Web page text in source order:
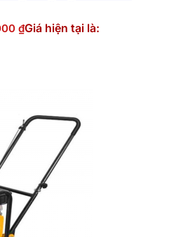
₫Giá hiện tại là: